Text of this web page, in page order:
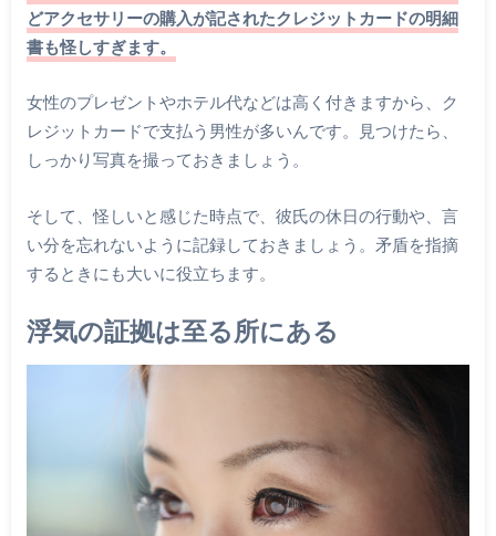
どアクセサリーの購入が記されたクレジットカードの明細
書も怪しすぎます。
女性のプレゼントやホテル代などは高く付きますから、ク
レジットカードで支払う男性が多いんです。見つけたら、
しっかり写真を撮っておきましょう。
そして、怪しいと感じた時点で、彼氏の休日の行動や、言
い分を忘れないように記録しておきましょう。矛盾を指摘
するときにも大いに役立ちます。
浮気の証拠は至る所にある